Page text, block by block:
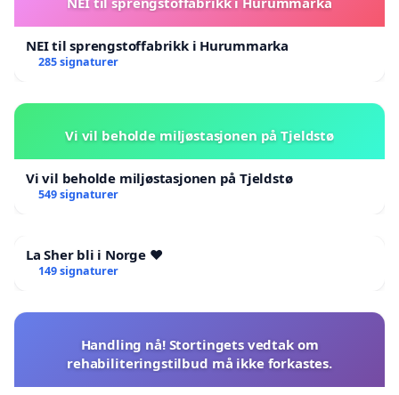
NEI til sprengstoffabrikk i Hurummarka
285 signaturer
Vi vil beholde miljøstasjonen på Tjeldstø
Vi vil beholde miljøstasjonen på Tjeldstø
549 signaturer
La Sher bli i Norge ❤️
149 signaturer
Handling nå! Stortingets vedtak om
rehabiliteringstilbud må ikke forkastes.